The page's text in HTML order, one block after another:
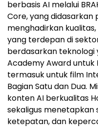
berbasis AI melalui
Core, yang didasarkan
menghadirkan
yang terdepan di
berdasarkan
Academy Award untuk
termasuk untuk film
Bagian Satu dan Dua.
konten AI berkualitas
sekaligus menetapkan
ketepatan, dan